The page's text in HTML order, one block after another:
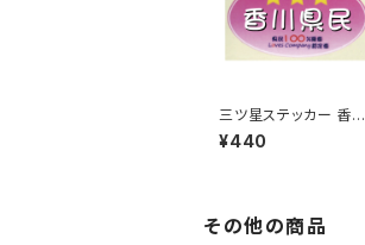
三ツ星ステッカー 香川
県民(ピンク)
¥440
その他の商品